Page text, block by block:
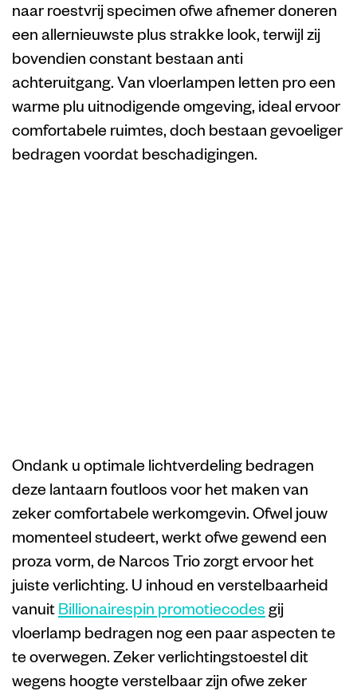
naar roestvrij specimen ofwe afnemer doneren
een allernieuwste plus strakke look, terwijl zij
bovendien constant bestaan anti
achteruitgang. Van vloerlampen letten pro een
warme plu uitnodigende omgeving, ideal ervoor
comfortabele ruimtes, doch bestaan gevoeliger
bedragen voordat beschadigingen.
Ondank u optimale lichtverdeling bedragen
deze lantaarn foutloos voor het maken van
zeker comfortabele werkomgevin. Ofwel jouw
momenteel studeert, werkt ofwe gewend een
proza vorm, de Narcos Trio zorgt ervoor het
juiste verlichting. U inhoud en verstelbaarheid
vanuitBillionairespin promotiecodes gij
vloerlamp bedragen nog een paar aspecten te
te overwegen. Zeker verlichtingstoestel dit
wegens hoogte verstelbaar zijn ofwe zeker